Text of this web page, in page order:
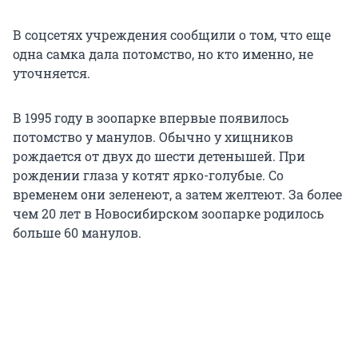
В соцсетях учреждения сообщили о том, что еще
одна самка дала потомство, но кто именно, не
уточняется.
В 1995 году в зоопарке впервые появилось
потомство у манулов. Обычно у хищников
рождается от двух до шести детенышей. При
рождении глаза у котят ярко-голубые. Со
временем они зеленеют, а затем желтеют. За более
чем 20 лет в Новосибирском зоопарке родилось
больше 60 манулов.